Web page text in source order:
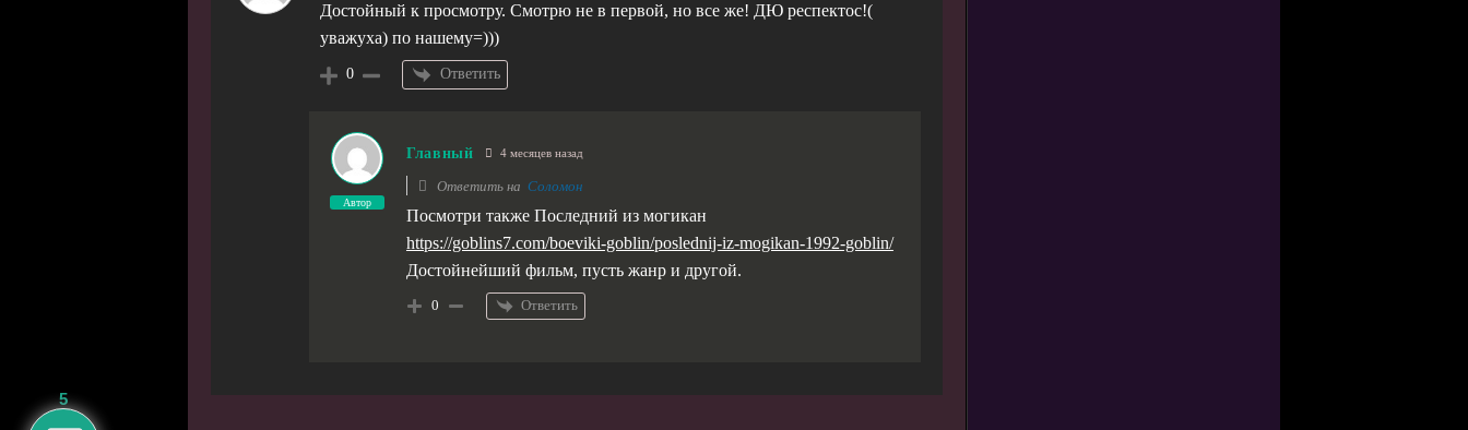
Достойный к просмотру. Смотрю не в первой, но все же! ДЮ респектос!(
уважуха) по нашему=)))
0 Ответить
Автор
Главный 4 месяцев назад
Ответить на Соломон
Посмотри также Последний из могикан
https://goblins7.com/boeviki-goblin/poslednij-iz-mogikan-1992-goblin/
Достойнейший фильм, пусть жанр и другой.
0 Ответить
5